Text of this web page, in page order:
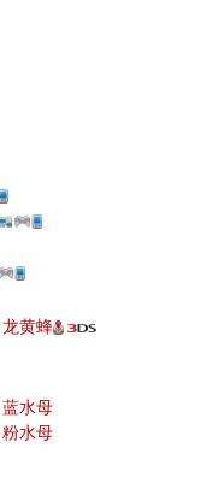
龙黄蜂
蓝水母
粉水母